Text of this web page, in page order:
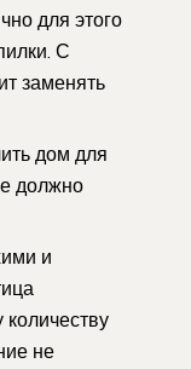
для этого
С
заменять
дом для
должно
и
не